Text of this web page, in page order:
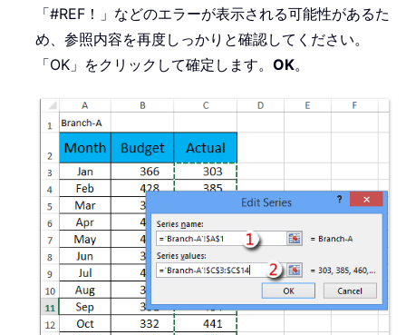
「#REF！」などのエラーが表示される可能性があるた
め、参照内容を再度しっかりと確認してください。
「OK」をクリックして確定します。 OK。